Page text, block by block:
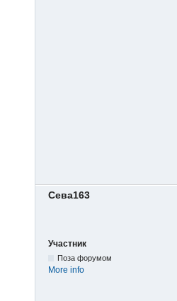
Сева163
Участник
Поза форумом
More info